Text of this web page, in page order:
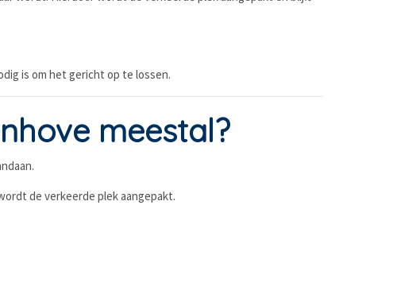
is om het gericht op te lossen.
meestal?
de verkeerde plek aangepakt.